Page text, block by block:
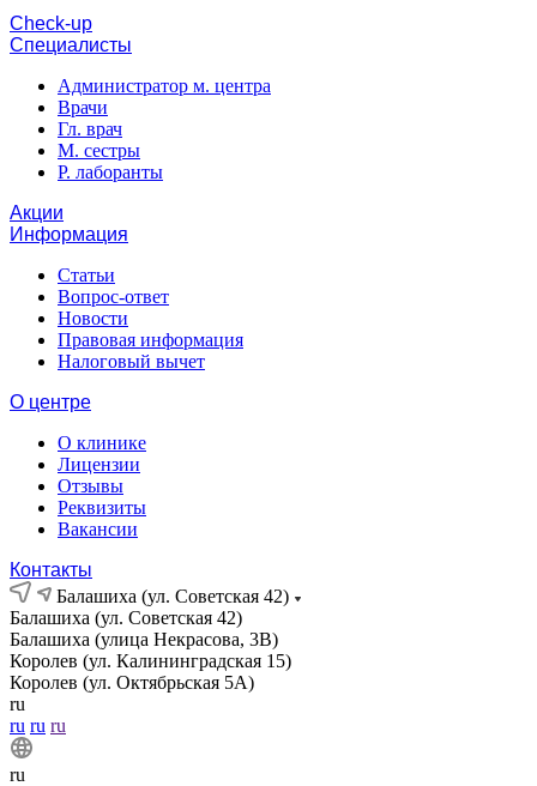
Cheсk-up
Специалисты
Администратор м. центра
Врачи
Гл. врач
М. сестры
Р. лаборанты
Акции
Информация
Статьи
Вопрос-ответ
Новости
Правовая информация
Налоговый вычет
О центре
О клинике
Лицензии
Отзывы
Реквизиты
Вакансии
Контакты
Балашиха (ул. Советская 42)
Балашиха (ул. Советская 42)
Балашиха (улица Некрасова, 3В)
Королев (ул. Калининградская 15)
Королев (ул. Октябрьская 5А)
ru
ru ru ru
ru